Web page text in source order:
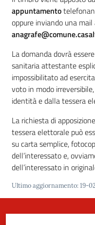
appuntamento
oppure inviando una mail
La domanda dovrà
sanitaria attestante
impossibilitato ad
voto in modo
identità e dalla tessera
La richiesta di
tessera elettorale può
su carta semplice,
dell’interessato e,
dell’interessato in
Ultimo aggiornamento:19-